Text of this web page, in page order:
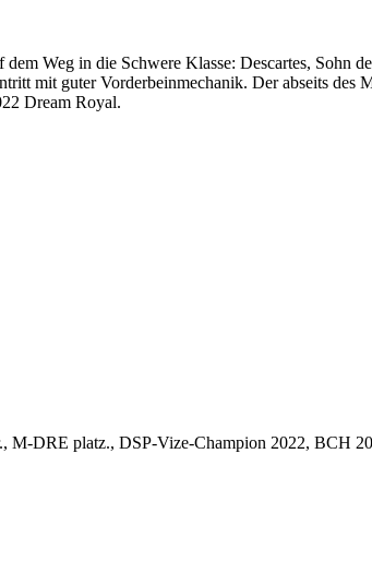
Weg in die Schwere Klasse: Descartes, Sohn
mit guter Vorderbeinmechanik. Der abseits des
Dream Royal.
M-DRE platz., DSP-Vize-Champion 2022, BCH